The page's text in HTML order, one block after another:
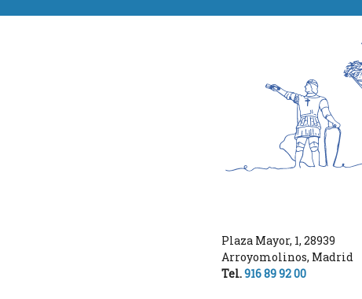
Plaza Mayor, 1, 28939
Arroyomolinos, Madrid
Tel.916 89 92 00